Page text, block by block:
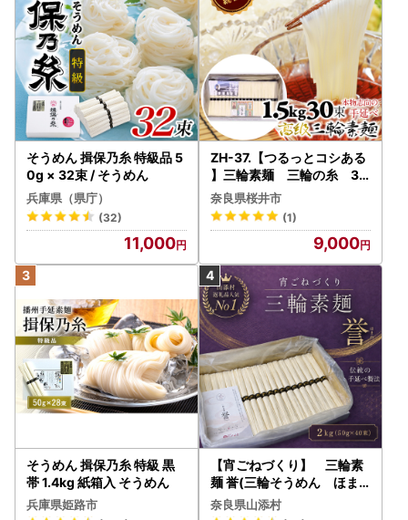
そうめん 揖保乃糸 特級品 5
0g × 32束 / そうめん
兵庫県（県庁）
(32)
11,000
ZH-37.【つるっとコシある
】三輪素麺 三輪の糸 30
束 (C-1.5K)
奈良県桜井市
(1)
9,000
そうめん 揖保乃糸 特級 黒
帯 1.4kg 紙箱入 そうめん
兵庫県姫路市
【宵ごねづくり】 三輪素
麺 誉(三輪そうめん ほま
れ) 2kg(50g×40束)
奈良県山添村